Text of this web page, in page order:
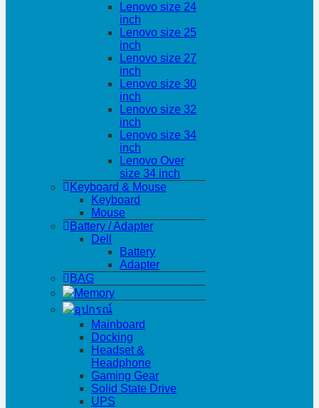
Lenovo size 24
inch
Lenovo size 25
inch
Lenovo size 27
inch
Lenovo size 30
inch
Lenovo size 32
inch
Lenovo size 34
inch
Lenovo Over
size 34 inch
Keyboard & Mouse
Keyboard
Mouse
Battery / Adapter
Dell
Battery
Adapter
BAG
Memory
อุปกรณ์
Mainboard
Docking
Headset &
Headphone
Gaming Gear
Solid State Drive
UPS